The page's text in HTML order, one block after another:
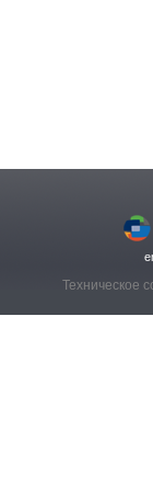
Техническое